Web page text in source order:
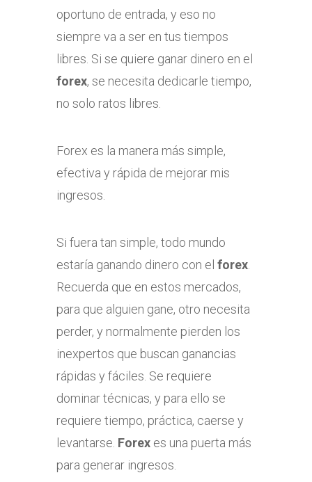
oportuno de entrada, y eso no
siempre va a ser en tus tiempos
libres. Si se quiere ganar dinero en el
forex, se necesita dedicarle tiempo,
no solo ratos libres.
Forex es la manera más simple,
efectiva y rápida de mejorar mis
ingresos.
Si fuera tan simple, todo mundo
estaría ganando dinero con el forex.
Recuerda que en estos mercados,
para que alguien gane, otro necesita
perder, y normalmente pierden los
inexpertos que buscan ganancias
rápidas y fáciles. Se requiere
dominar técnicas, y para ello se
requiere tiempo, práctica, caerse y
levantarse. Forexes una puerta más
para generar ingresos.